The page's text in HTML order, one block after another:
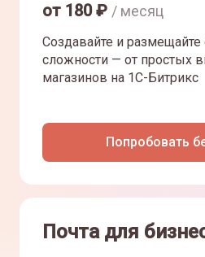
от 180₽ / месяц
Создавайте и
сложности — от простых
магазинов на 1С-Битрикс
Попробовать
Почта для